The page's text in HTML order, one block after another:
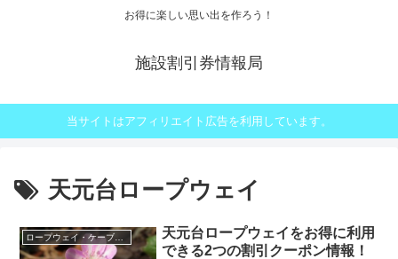
お得に楽しい思い出を作ろう！
施設割引券情報局
当サイトはアフィリエイト広告を利用しています。
天元台ロープウェイ
天元台ロープウェイをお得に利用
できる2つの割引クーポン情報！